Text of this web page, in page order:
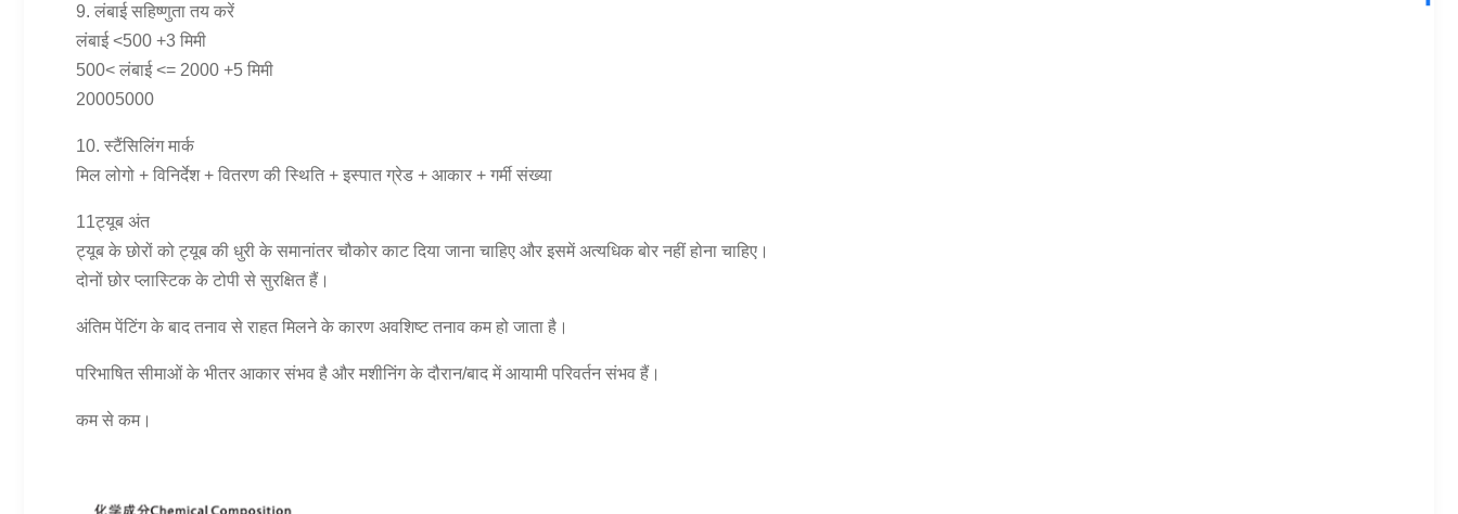
9. लंबाई सहिष्णुता तय करें
लंबाई <500 +3 मिमी
500< लंबाई <= 2000 +5 मिमी
20005000
10. स्टैंसिलिंग मार्क
मिल लोगो + विनिर्देश + वितरण की स्थिति + इस्पात ग्रेड + आकार + गर्मी संख्या
11ट्यूब अंत
ट्यूब के छोरों को ट्यूब की धुरी के समानांतर चौकोर काट दिया जाना चाहिए और इसमें अत्यधिक बोर नहीं होना चाहिए।
दोनों छोर प्लास्टिक के टोपी से सुरक्षित हैं।
अंतिम पेंटिंग के बाद तनाव से राहत मिलने के कारण अवशिष्ट तनाव कम हो जाता है।
परिभाषित सीमाओं के भीतर आकार संभव है और मशीनिंग के दौरान/बाद में आयामी परिवर्तन संभव हैं।
कम से कम।